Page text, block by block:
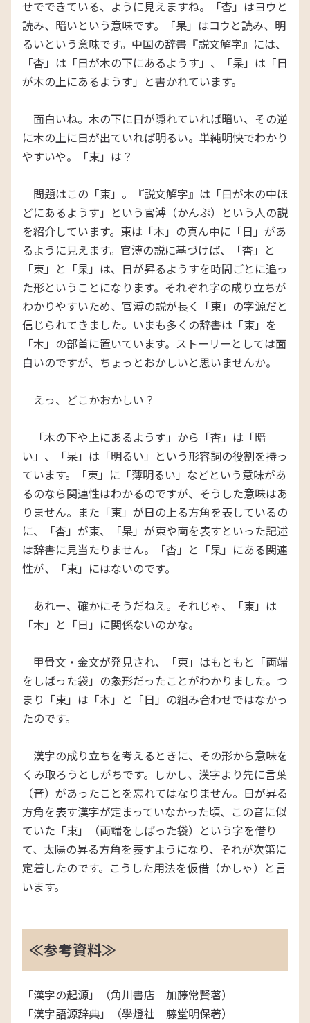
せでできている、ように見えますね。「杳」はヨウと
読み、暗いという意味です。「杲」はコウと読み、明
るいという意味です。中国の辞書『説文解字』には、
「杳」は「日が木の下にあるようす」、「杲」は「日
が木の上にあるようす」と書かれています。
面白いね。木の下に日が隠れていれば暗い、その逆
に木の上に日が出ていれば明るい。単純明快でわかり
やすいや。「東」は？
問題はこの「東」。『説文解字』は「日が木の中ほ
どにあるようす」という官溥（かんぷ）という人の説
を紹介しています。東は「木」の真ん中に「日」があ
るように見えます。官溥の説に基づけば、「杳」と
「東」と「杲」は、日が昇るようすを時間ごとに追っ
た形ということになります。それぞれ字の成り立ちが
わかりやすいため、官溥の説が長く「東」の字源だと
信じられてきました。いまも多くの辞書は「東」を
「木」の部首に置いています。ストーリーとしては面
白いのですが、ちょっとおかしいと思いませんか。
えっ、どこかおかしい？
「木の下や上にあるようす」から「杳」は「暗
い」、「杲」は「明るい」という形容詞の役割を持っ
ています。「東」に「薄明るい」などという意味があ
るのなら関連性はわかるのですが、そうした意味はあ
りません。また「東」が日の上る方角を表しているの
に、「杳」が東、「杲」が東や南を表すといった記述
は辞書に見当たりません。「杳」と「杲」にある関連
性が、「東」にはないのです。
あれー、確かにそうだねえ。それじゃ、「東」は
「木」と「日」に関係ないのかな。
甲骨文・金文が発見され、「東」はもともと「両端
をしばった袋」の象形だったことがわかりました。つ
まり「東」は「木」と「日」の組み合わせではなかっ
たのです。
漢字の成り立ちを考えるときに、その形から意味を
くみ取ろうとしがちです。しかし、漢字より先に言葉
（音）があったことを忘れてはなりません。日が昇る
方角を表す漢字が定まっていなかった頃、この音に似
ていた「東」（両端をしばった袋）という字を借り
て、太陽の昇る方角を表すようになり、それが次第に
定着したのです。こうした用法を仮借（かしゃ）と言
います。
≪参考資料≫
「漢字の起源」（角川書店 加藤常賢著）
「漢字語源辞典」（學燈社 藤堂明保著）